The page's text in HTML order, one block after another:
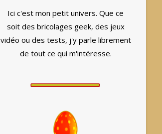
Ici c'est mon petit univers. Que ce
soit des bricolages geek, des jeux
vidéo ou des tests, j'y parle librement
de tout ce qui m'intéresse.